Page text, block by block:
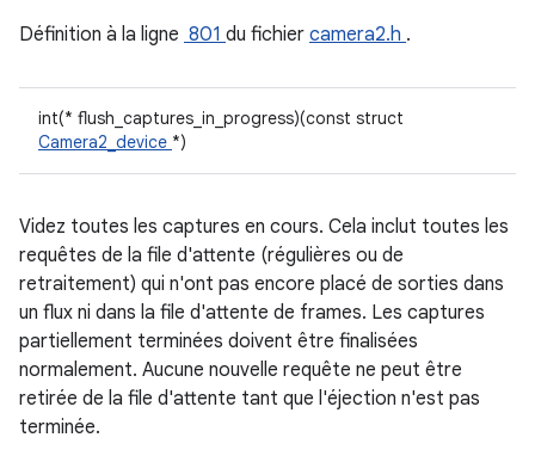
Définition à la ligne 801 du fichier camera2.h .
int(* flush_captures_in_progress)(const struct
Camera2_device *)
Videz toutes les captures en cours. Cela inclut toutes les
requêtes de la file d'attente (régulières ou de
retraitement) qui n'ont pas encore placé de sorties dans
un flux ni dans la file d'attente de frames. Les captures
partiellement terminées doivent être finalisées
normalement. Aucune nouvelle requête ne peut être
retirée de la file d'attente tant que l'éjection n'est pas
terminée.